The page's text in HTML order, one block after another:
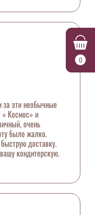
0
за эти необычные
« Космос» и
очень
было жалко.
доставку.
кондитерскую.